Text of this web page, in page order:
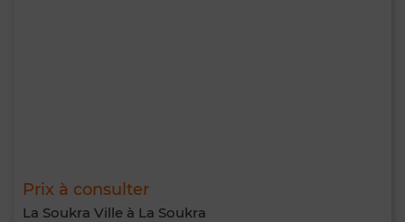
Prix à consulter
La Soukra Ville à La Soukra